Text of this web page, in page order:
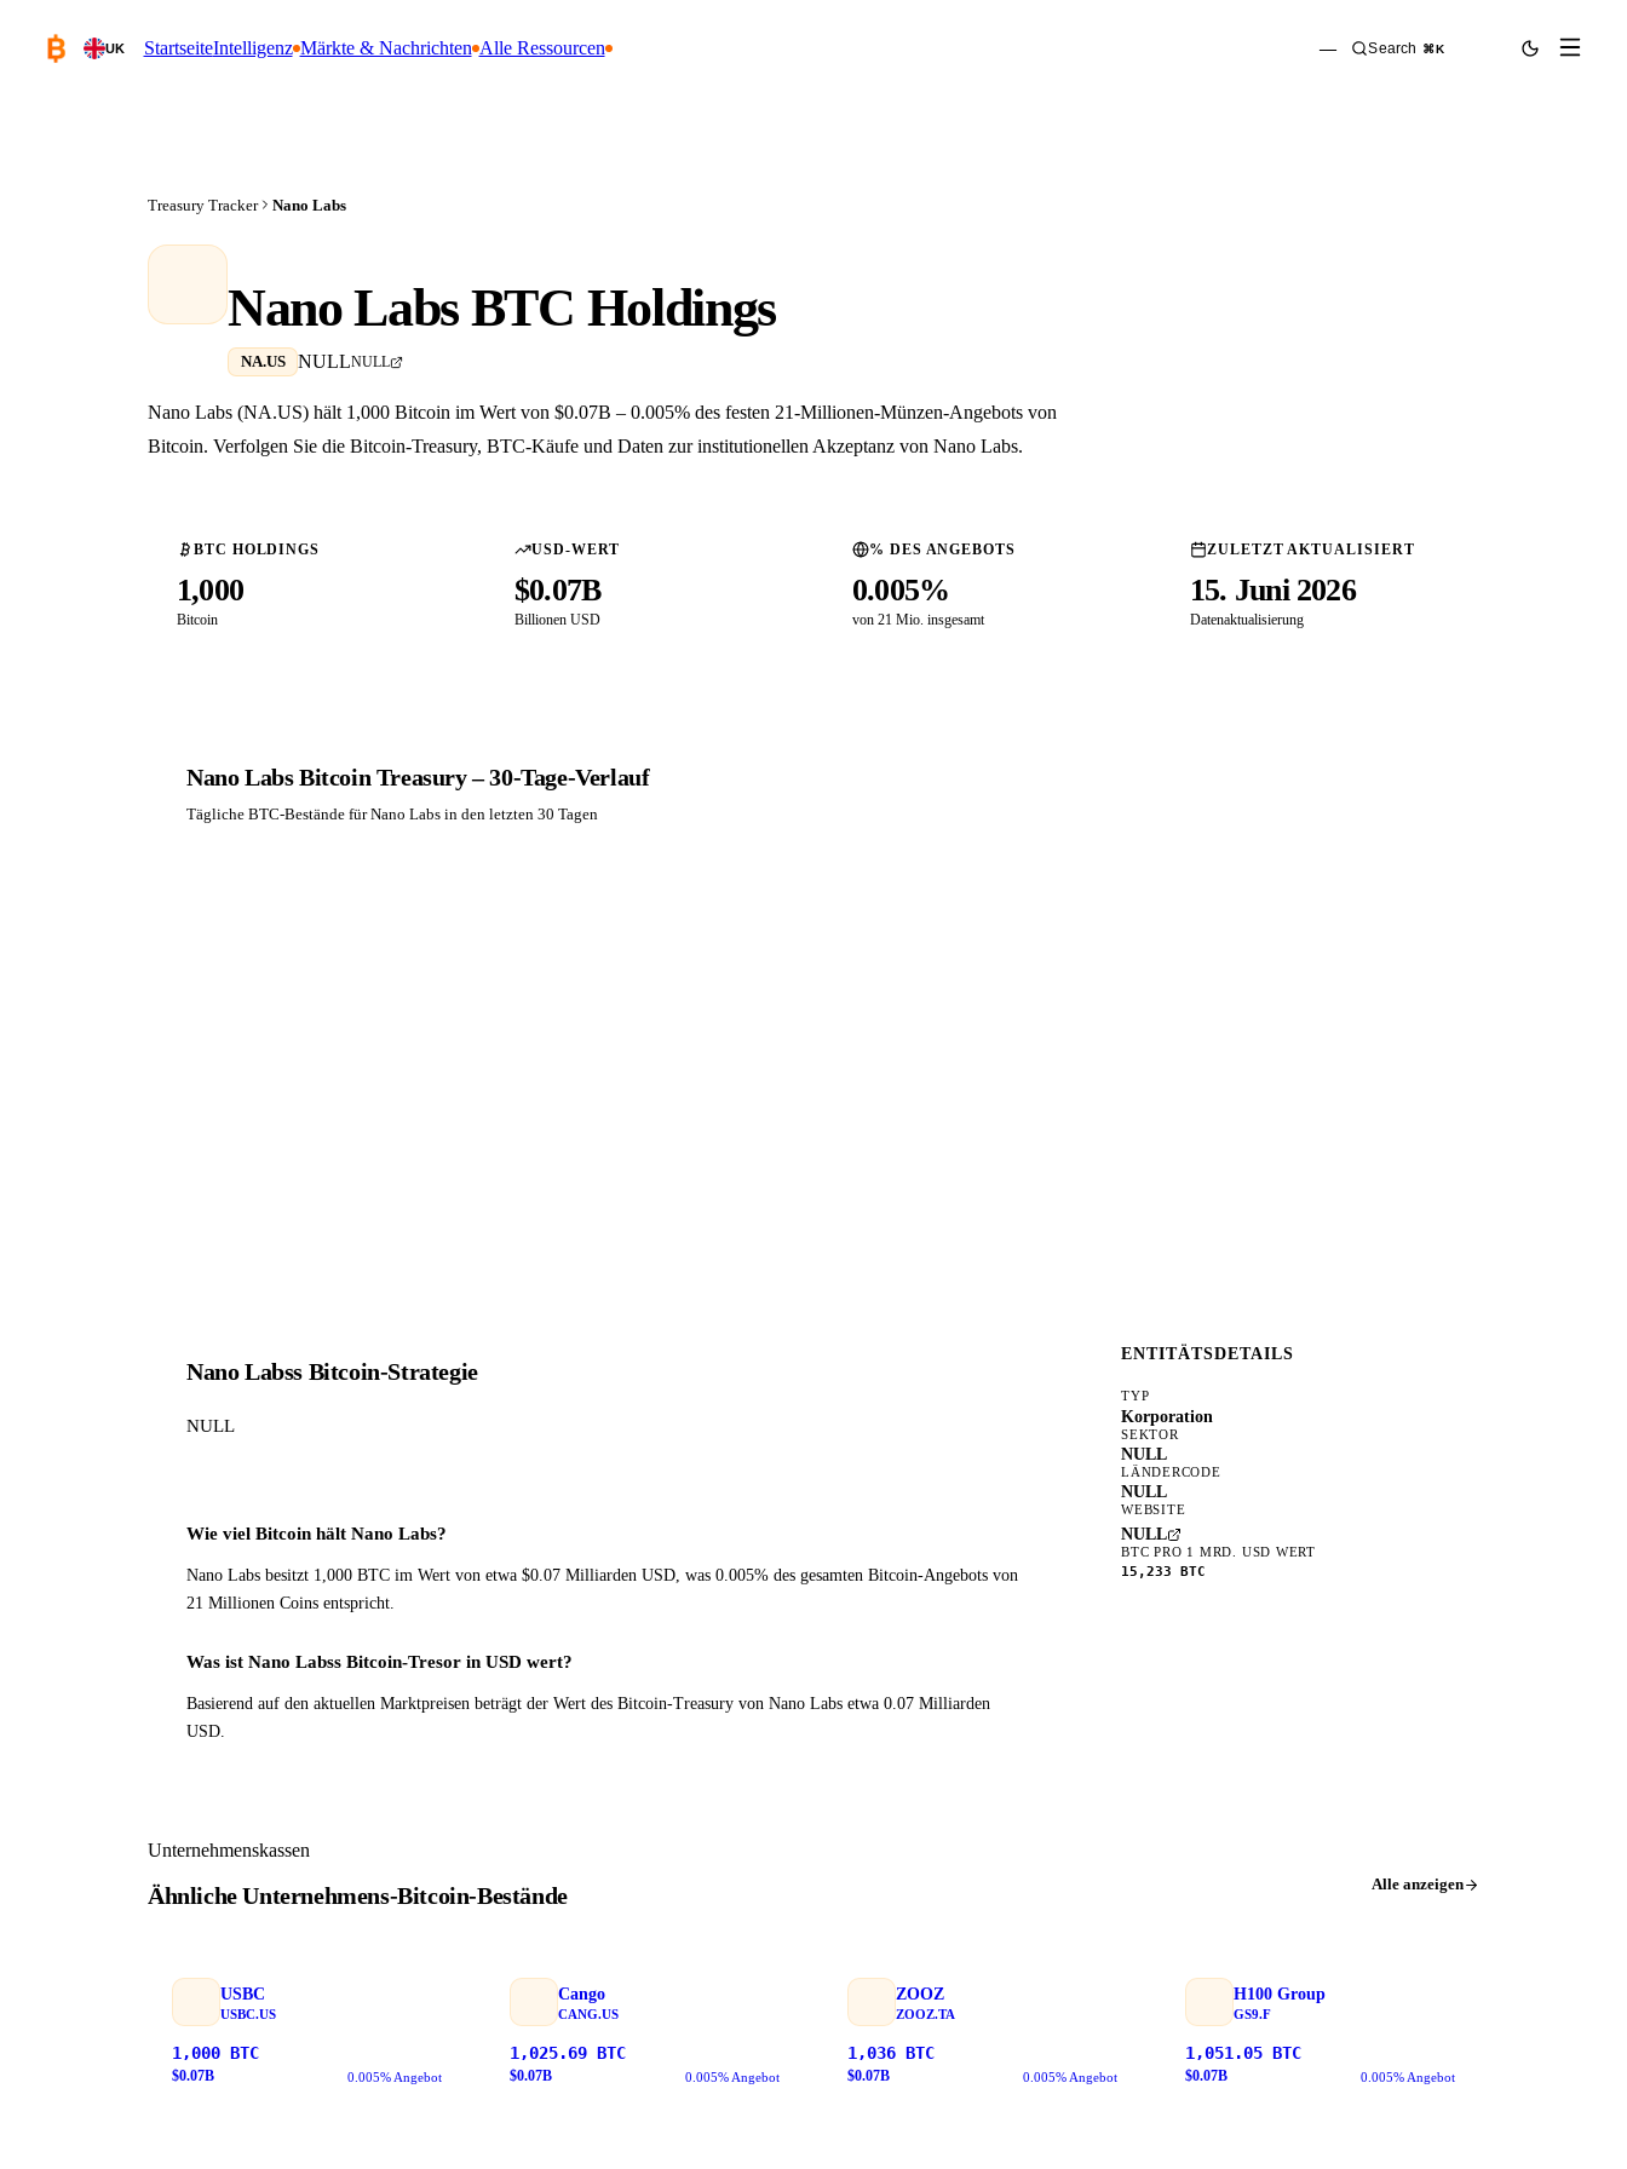
UK StartseiteIntelligenz Märkte & Nachrichten Alle Ressourcen — Search ⌘K
Treasury Tracker Nano Labs
Nano Labs BTC Holdings
NA.US NULLNULL
Nano Labs (NA.US) hält 1,000 Bitcoin im Wert von $0.07B – 0.005% des festen 21-Millionen-Münzen-Angebots von
Bitcoin. Verfolgen Sie die Bitcoin-Treasury, BTC-Käufe und Daten zur institutionellen Akzeptanz von Nano Labs.
BTC HOLDINGS
1,000
Bitcoin
USD-WERT
$0.07B
Billionen USD
% DES ANGEBOTS
0.005%
von 21 Mio. insgesamt
ZULETZT AKTUALISIERT
15. Juni 2026
Datenaktualisierung
Nano Labs Bitcoin Treasury – 30-Tage-Verlauf
Tägliche BTC-Bestände für Nano Labs in den letzten 30 Tagen
Nano Labss Bitcoin-Strategie
NULL
Wie viel Bitcoin hält Nano Labs?
Nano Labs besitzt 1,000 BTC im Wert von etwa $0.07 Milliarden USD, was 0.005% des gesamten Bitcoin-Angebots von
21 Millionen Coins entspricht.
Was ist Nano Labss Bitcoin-Tresor in USD wert?
Basierend auf den aktuellen Marktpreisen beträgt der Wert des Bitcoin-Treasury von Nano Labs etwa 0.07 Milliarden
USD.
ENTITÄTSDETAILS
TYP
Korporation
SEKTOR
NULL
LÄNDERCODE
NULL
WEBSITE
NULL
BTC PRO 1 MRD. USD WERT
15,233 BTC
Unternehmenskassen
Ähnliche Unternehmens-Bitcoin-Bestände Alle anzeigen
USBC
USBC.US
1,000 BTC
$0.07B 0.005% Angebot
Cango
CANG.US
1,025.69 BTC
$0.07B 0.005% Angebot
ZOOZ
ZOOZ.TA
1,036 BTC
$0.07B 0.005% Angebot
H100 Group
GS9.F
1,051.05 BTC
$0.07B 0.005% Angebot